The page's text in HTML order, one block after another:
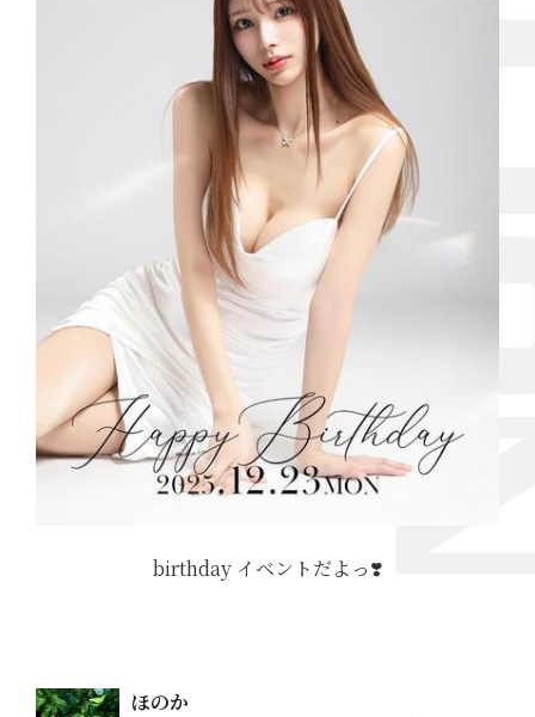
birthday イベントだよっ❣️
ほのか